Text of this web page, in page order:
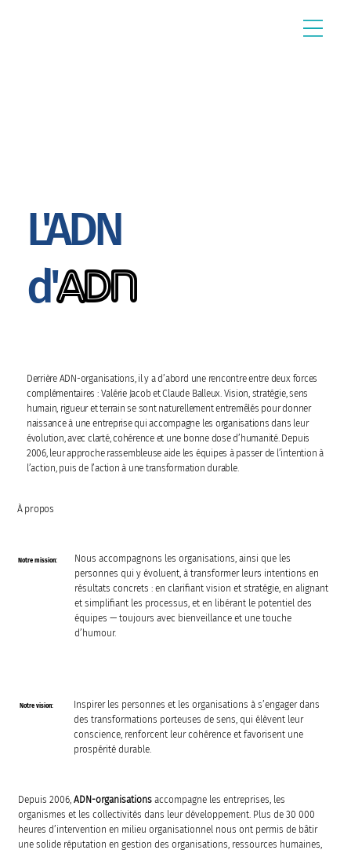
L'ADN
d'adn
Derrière ADN-organisations, il y a d’abord une rencontre entre deux forces
complémentaires : Valérie Jacob et Claude Balleux. Vision, stratégie, sens
humain, rigueur et terrain se sont naturellement entremêlés pour donner
naissance à une entreprise qui accompagne les organisations dans leur
évolution, avec clarté, cohérence et une bonne dose d’humanité. Depuis
2006, leur approche rassembleuse aide les équipes à passer de l’intention à
l’action, puis de l’action à une transformation durable.
À propos
Nous accompagnons les organisations, ainsi que les
personnes qui y évoluent, à transformer leurs intentions en
résultats concrets : en clarifiant vision et stratégie, en alignant
et simplifiant les processus, et en libérant le potentiel des
équipes — toujours avec bienveillance et une touche
d’humour.
Notre mission:
Notre vision:
Inspirer les personnes et les organisations à s’engager dans
des transformations porteuses de sens, qui élèvent leur
conscience, renforcent leur cohérence et favorisent une
prospérité durable.
Depuis 2006, ADN-organisationsaccompagne les entreprises, les
organismes et les collectivités dans leur développement. Plus de 30 000
heures d’intervention en milieu organisationnel nous ont permis de bâtir
une solide réputation en gestion des organisations, ressources humaines,